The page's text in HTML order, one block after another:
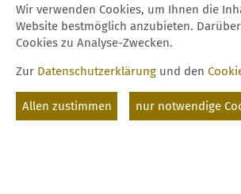
Fax: 03544 / 12997 20
E-Mail:mail@niederlausitz.com
Cookie-Einstellungen
Wir verwenden Cookies, um Ihnen die
Website bestmöglich anzubieten.
Cookies zu Analyse-Zwecken.
Zur Datenschutzerklärung und den
Allen zustimmen nur notwendige